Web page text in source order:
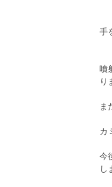
手
噴
ま
カ
今
し